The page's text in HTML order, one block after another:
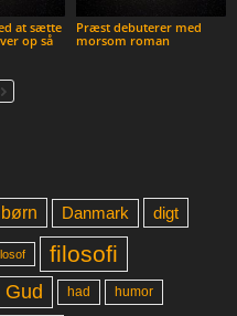
at sætte
op så
Præst debuterer med
morsom roman
børn Danmark digt
filosofi
Gud had humor